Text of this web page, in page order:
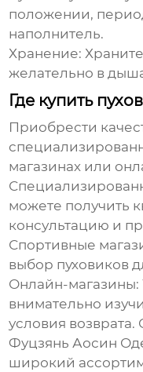
положении,
наполнитель.
Хранение: Храните
желательно в
Где купить
Приобрести
магазинах или
можете получить
консультацию и
Спортивные
выбор пуховиков
Онлайн-магазины:
внимательно
условия
Фуцзянь Аосин
широкий